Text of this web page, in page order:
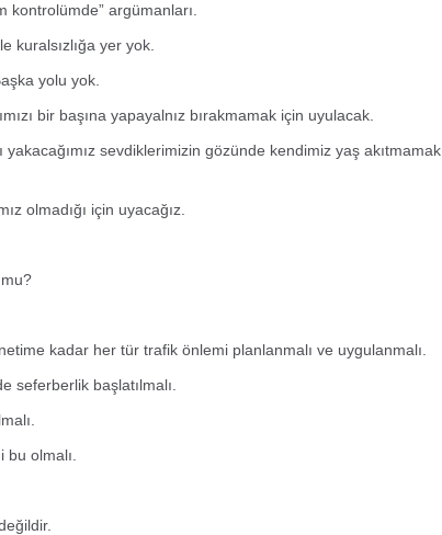
kontrolümde” argümanları.
kuralsızlığa yer yok.
yolu yok.
bir başına yapayalnız bırakmamak için uyulacak.
sevdiklerimizin gözünde kendimiz yaş akıtmamak
olmadığı için uyacağız.
kadar her tür trafik önlemi planlanmalı ve uygulanmalı.
seferberlik başlatılmalı.
olmalı.